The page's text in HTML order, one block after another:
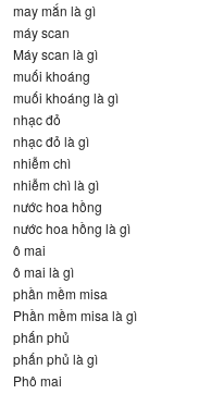
may mắn là gì
máy scan
Máy scan là gì
muối khoáng
muối khoáng là gì
nhạc đỏ
nhạc đỏ là gì
nhiễm chì
nhiễm chì là gì
nước hoa hồng
nước hoa hồng là gì
ô mai
ô mai là gì
phần mềm misa
Phần mềm misa là gì
phấn phủ
phấn phủ là gì
Phô mai